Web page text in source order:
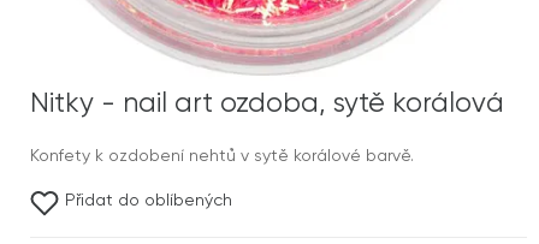
Nitky - nail art ozdoba, sytě korálová
Konfety k ozdobení nehtů v sytě korálové barvě.
Přidat do oblíbených